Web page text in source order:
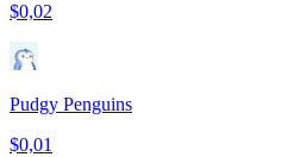
$0,02
Pudgy Penguins
$0,01